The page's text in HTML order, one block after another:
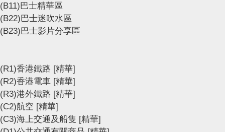
(B11)巴士精華區
(B22)巴士迷吹水區
(B23)巴士影片分享區
(R1)香港鐵路 [精華]
(R2)香港電車 [精華]
(R3)港外鐵路 [精華]
(C2)航空 [精華]
(C3)海上交通及船隻 [精華]